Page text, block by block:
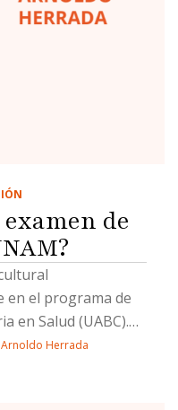
de
en el programa de
en Salud (UABC).
salud pública
Arnoldo Herrada